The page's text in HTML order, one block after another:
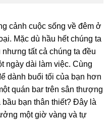
cảnh cuộc sống về đêm ở
Mặc dù hầu hết chúng ta
tất cả chúng ta đều
ngày dài làm việc. Cùng
dành buổi tối của bạn hơn
quán bar trên sân thượng
bạn thân thiết? Đây là
một giờ vàng và tự